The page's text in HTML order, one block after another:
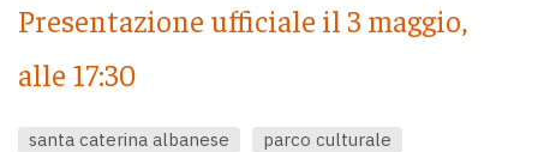
Presentazione ufficiale il 3 maggio,
alle 17:30
santa caterina albanese parco culturale